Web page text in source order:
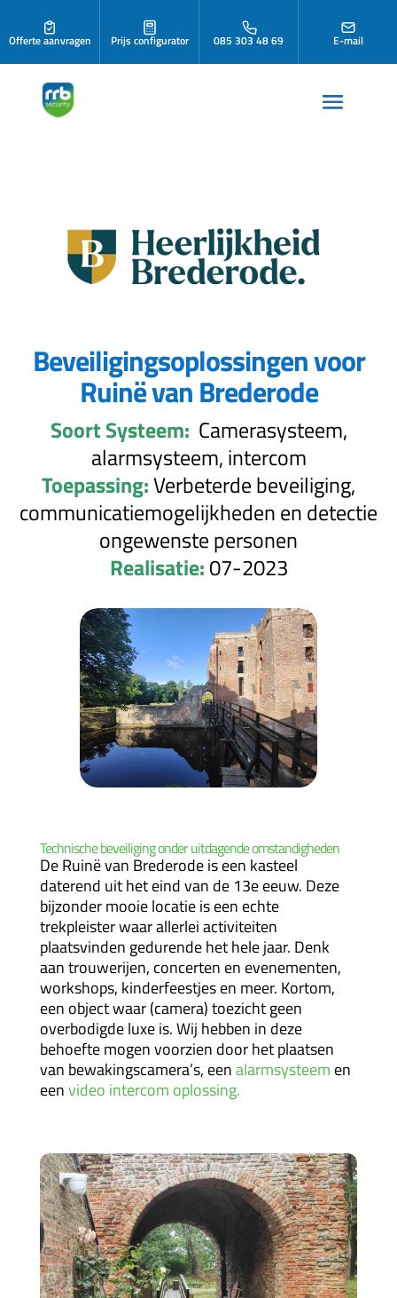
Offerte aanvragen Prijs configurator 085 303 48 69 E-mail
Beveiligingsoplossingen voor
Ruinë van Brederode
Soort Systeem: Camerasysteem,
alarmsysteem, intercom
Toepassing:Verbeterde beveiliging,
communicatiemogelijkheden en detectie
ongewenste personen
Realisatie:07-2023
Technische beveiliging onder uitdagende omstandigheden
De Ruinë van Brederode is een kasteel
daterend uit het eind van de 13e eeuw. Deze
bijzonder mooie locatie is een echte
trekpleister waar allerlei activiteiten
plaatsvinden gedurende het hele jaar. Denk
aan trouwerijen, concerten en evenementen,
workshops, kinderfeestjes en meer. Kortom,
een object waar (camera) toezicht geen
overbodigde luxe is. Wij hebben in deze
behoefte mogen voorzien door het plaatsen
van bewakingscamera’s, eenalarmsysteem en
eenvideo intercom oplossing.